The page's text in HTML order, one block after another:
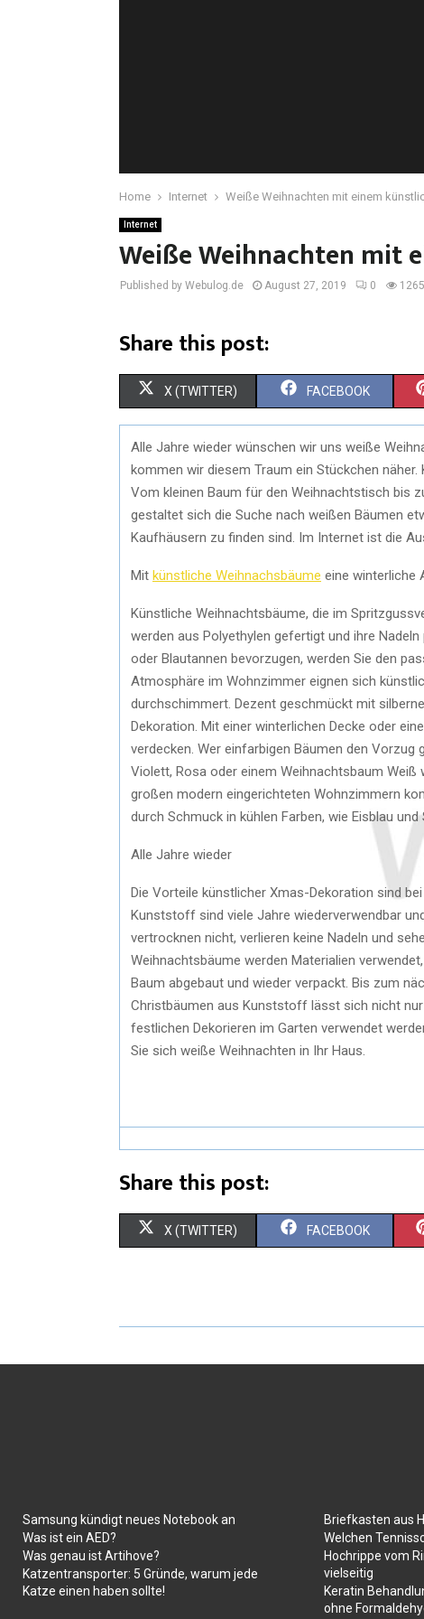
Home Internet Weiße Weihnachten mit einem
Internet
Weiße Weihnachten mit
Published by Webulog.de August 27, 2019 0 1265
Share this post:
X (TWITTER) FACEBOOK
Alle Jahre wieder wünschen wir uns weiße
kommen wir diesem Traum ein Stückchen näher.
Vom kleinen Baum für den Weihnachtstisch bis
gestaltet sich die Suche nach weißen Bäumen
Kaufhäusern zu finden sind. Im Internet ist die
Mit künstliche Weihnachsbäume eine winterliche
Künstliche Weihnachtsbäume, die im
werden aus Polyethylen gefertigt und ihre
oder Blautannen bevorzugen, werden Sie den
Atmosphäre im Wohnzimmer eignen sich
durchschimmert. Dezent geschmückt mit
Dekoration. Mit einer winterlichen Decke oder
verdecken. Wer einfarbigen Bäumen den
Violett, Rosa oder einem Weihnachtsbaum Weiß
großen modern eingerichteten Wohnzimmern
durch Schmuck in kühlen Farben, wie Eisblau und
Alle Jahre wieder
Die Vorteile künstlicher Xmas-Dekoration sind
Kunststoff sind viele Jahre wiederverwendbar
vertrocknen nicht, verlieren keine Nadeln und
Weihnachtsbäume werden Materialien
Baum abgebaut und wieder verpackt. Bis zum
Christbäumen aus Kunststoff lässt sich nicht
festlichen Dekorieren im Garten verwendet
Sie sich weiße Weihnachten in Ihr Haus.
Share this post:
X (TWITTER) FACEBOOK
Samsung kündigt neues Notebook an
Was ist ein AED?
Was genau ist Artihove?
Katzentransporter: 5 Gründe, warum jede
Katze einen haben sollte!
Briefkasten aus
Welchen
Hochrippe vom
vielseitig
Keratin
ohne